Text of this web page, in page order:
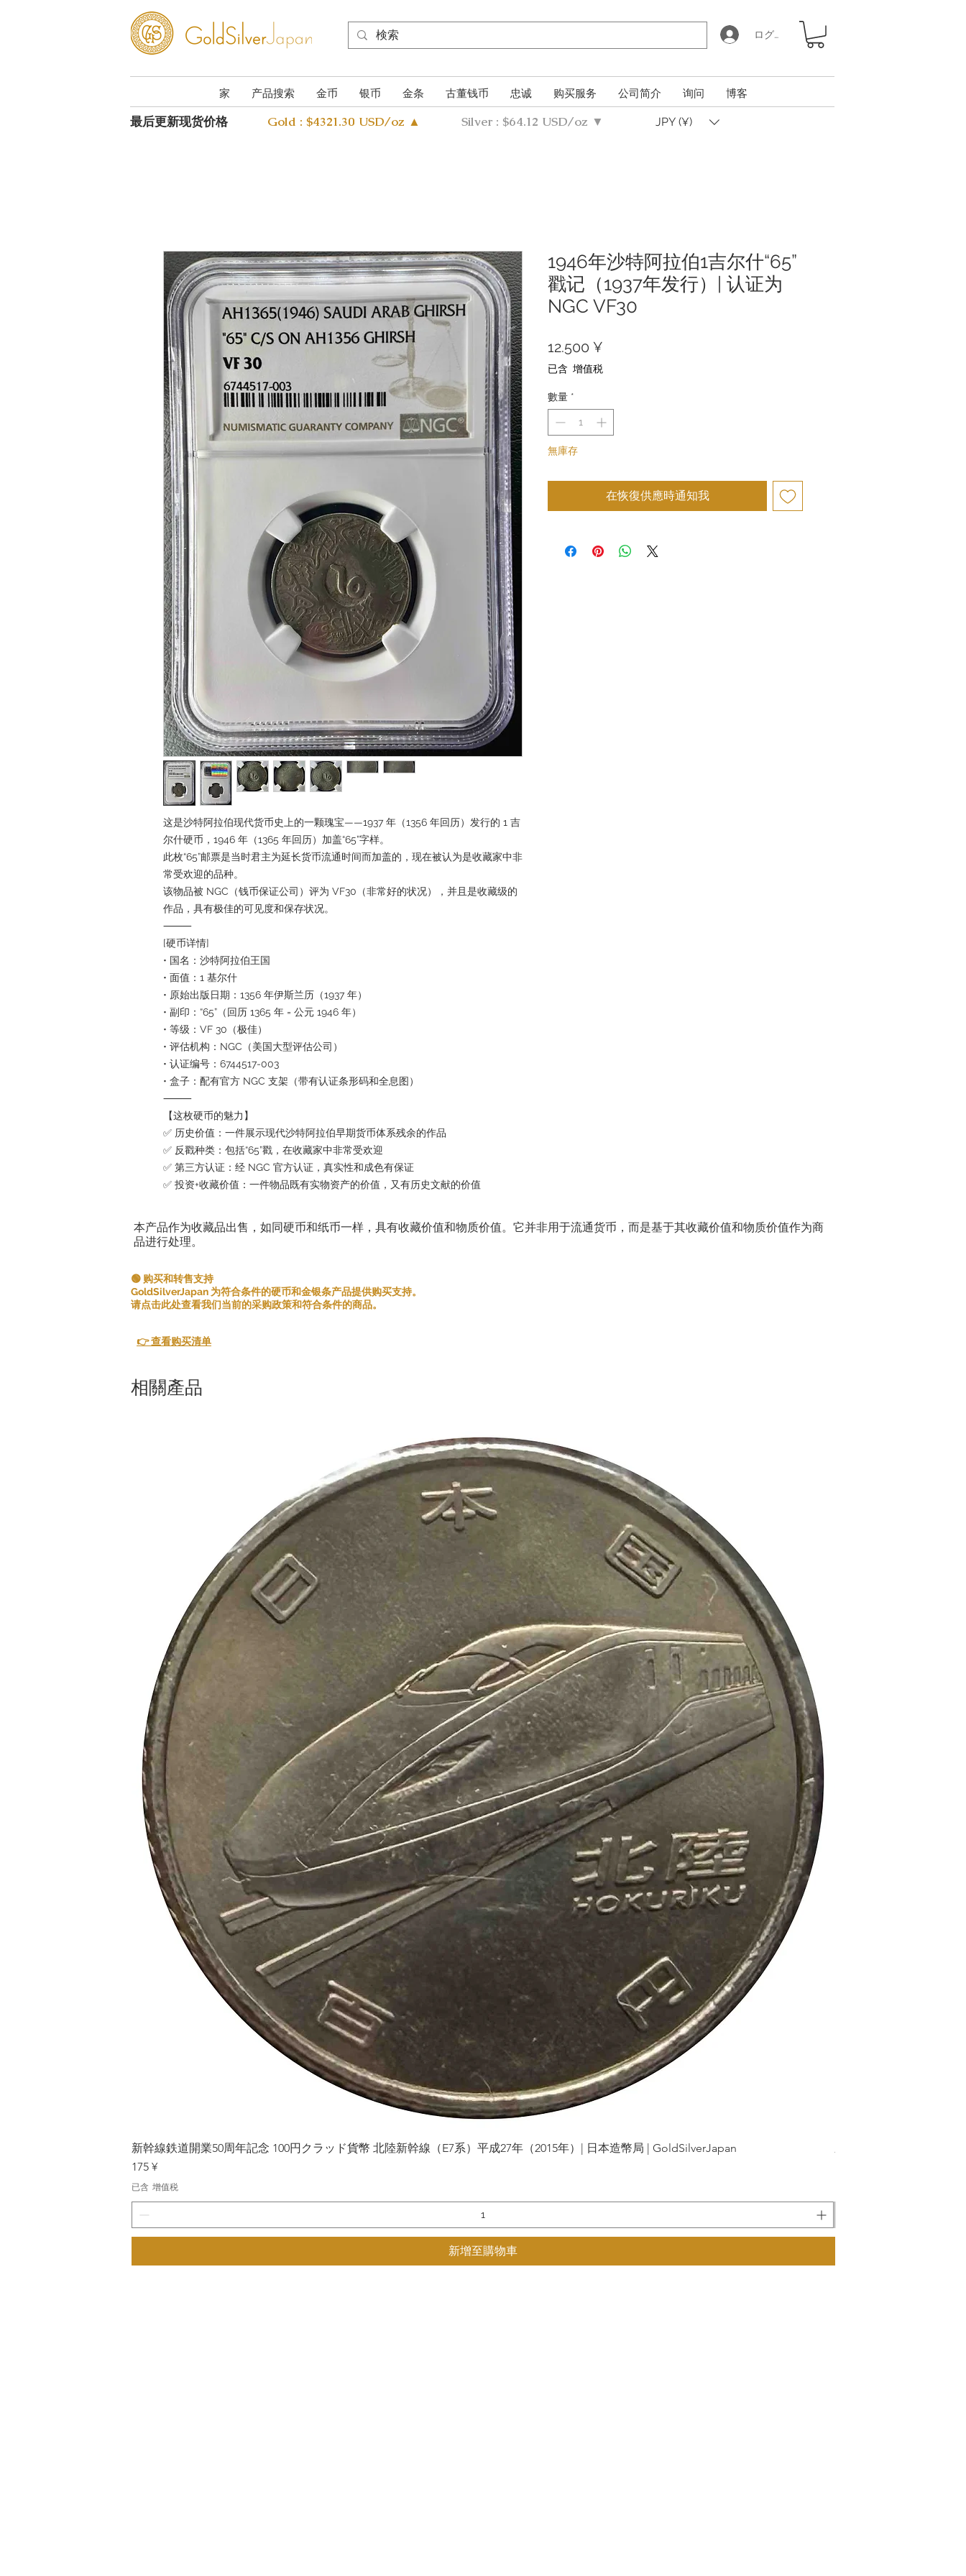
ログイン
家 产品搜索 金币 银币 金条 古董钱币 忠诚 购买服务 公司简介 询问 博客
最后更新现货价格 Gold : $4321.30 USD/oz ▲ Silver : $64.12 USD/oz ▼ JPY (¥)
这是沙特阿拉伯现代货币史上的一颗瑰宝——1937 年（1356 年回历）发行的 1 吉
尔什硬币，1946 年（1365 年回历）加盖“65”字样。
此枚“65”邮票是当时君主为延长货币流通时间而加盖的，现在被认为是收藏家中非
常受欢迎的品种。
该物品被 NGC（钱币保证公司）评为 VF30（非常好的状况），并且是收藏级的
作品，具有极佳的可见度和保存状况。
⸻
[硬币详情]
• 国名：沙特阿拉伯王国
• 面值：1 基尔什
• 原始出版日期：1356 年伊斯兰历（1937 年）
• 副印：“65”（回历 1365 年 = 公元 1946 年）
• 等级：VF 30（极佳）
• 评估机构：NGC（美国大型评估公司）
• 认证编号：6744517-003
• 盒子：配有官方 NGC 支架（带有认证条形码和全息图）
⸻
【这枚硬币的魅力】
✅ 历史价值：一件展示现代沙特阿拉伯早期货币体系残余的作品
✅ 反戳种类：包括“65”戳，在收藏家中非常受欢迎
✅ 第三方认证：经 NGC 官方认证，真实性和成色有保证
✅ 投资+收藏价值：一件物品既有实物资产的价值，又有历史文献的价值
1946年沙特阿拉伯1吉尔什“65”
戳记（1937年发行）| 认证为
NGC VF30
12.500 ¥
已含 增值税
數量 *
無庫存
在恢復供應時通知我
本产品作为收藏品出售，如同硬币和纸币一样，具有收藏价值和物质价值。它并非用于流通货币，而是基于其收藏价值和物质价值作为商
品进行处理。
🟢 购买和转售支持
GoldSilverJapan 为符合条件的硬币和金银条产品提供购买支持。
请点击此处查看我们当前的采购政策和符合条件的商品。
👉 查看购买清单
相關產品
快速瀏覽
新幹線鉄道開業50周年記念 100円クラッド貨幣 北陸新幹線（E7系）平成27年（2015年）| 日本造幣局 | GoldSilverJapan
價格
175 ¥
已含 增值税
新增至購物車